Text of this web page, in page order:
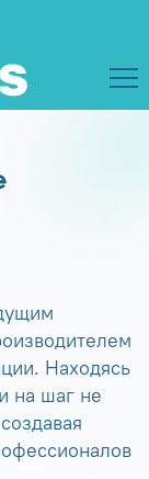
Находясь
на шаг не